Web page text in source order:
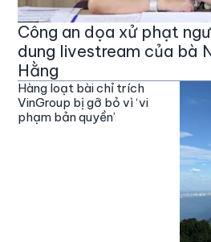
Công an dọa xử phạt
dung livestream của bà
Hằng
Hàng loạt bài chỉ trích
VinGroup bị gỡ bỏ vì ‘vi
phạm bản quyền’